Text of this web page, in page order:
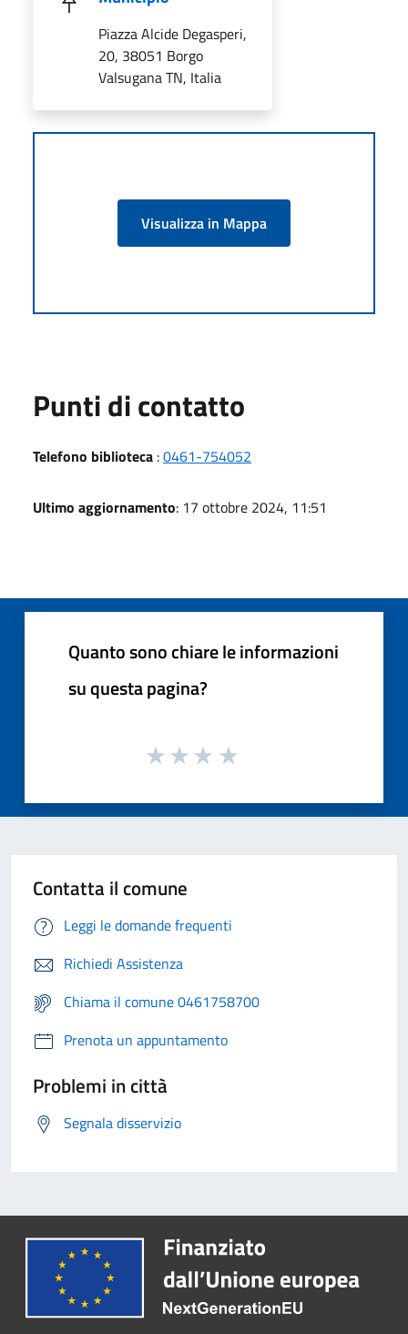
Piazza Alcide Degasperi,
20, 38051 Borgo
Valsugana TN, Italia
Visualizza in Mappa
Punti di contatto
Telefono biblioteca :0461-754052
Ultimo aggiornamento: 17 ottobre 2024, 11:51
Quanto sono chiare le informazioni
su questa pagina?
Contatta il comune
Leggi le domande frequenti
Richiedi Assistenza
Chiama il comune 0461758700
Prenota un appuntamento
Problemi in città
Segnala disservizio